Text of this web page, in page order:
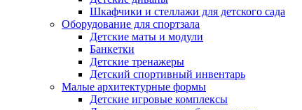
Шкафчики и стеллажи для детского сада
Оборудование для спортзала
Детские маты и модули
Банкетки
Детские тренажеры
Детский спортивный инвентарь
Малые архитектурные формы
Детские игровые комплексы